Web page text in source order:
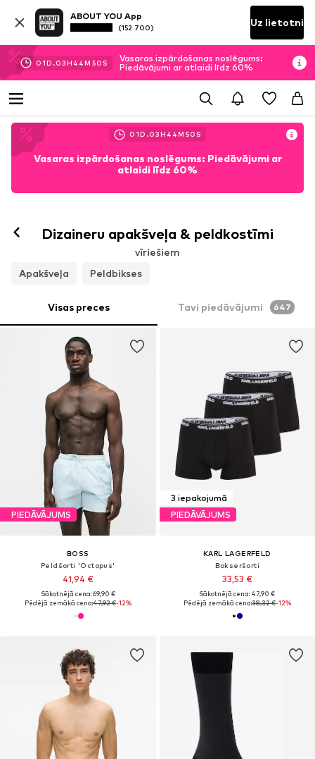
ABOUT YOU App
(152 700) Uz lietotni
01D.03H 44M 47 S
Vasaras izpārdošanas noslēgums:
Piedāvājumi ar atlaidi līdz 60%
01D.03H 44M 47 S
Vasaras izpārdošanas noslēgums: Piedāvājumi ar
atlaidi līdz 60%
Dizaineru apakšveļa & peldkostīmi
vīriešiem
Apakšveļa
Peldbikses
Visas preces Tavi piedāvājumi 647
PIEDĀVĀJUMS
BOSS
Peldšorti 'Octopus'
41,94 €
Sākotnējā cena: 69,90 €
Pēdējā zemākā cena:47,92 €-12%
3 iepakojumā
PIEDĀVĀJUMS
KARL LAGERFELD
Bokseršorti
33,53 €
Sākotnējā cena: 47,90 €
Pēdējā zemākā cena:38,32 €-12%